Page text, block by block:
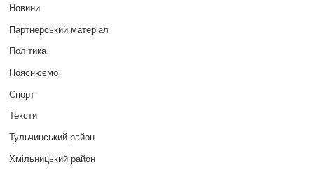
Новини
Партнерський матеріал
Політика
Пояснюємо
Спорт
Тексти
Тульчинський район
Хмільницький район